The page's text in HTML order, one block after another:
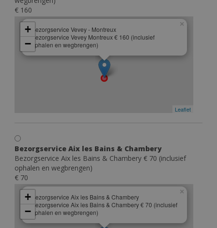
€ 160
Bezorgservice Vevey - Montreux
Bezorgservice Vevey Montreux € 160 (inclusief
ophalen en wegbrengen)
×
+
−
Leaflet
Bezorgservice Aix les Bains & Chambery
Bezorgservice Aix les Bains & Chambery € 70 (inclusief
ophalen en wegbrengen)
€ 70
Bezorgservice Aix les Bains & Chambery
Bezorgservice Aix les Bains & Chambery € 70 (inclusief
ophalen en wegbrengen)
×
+
−